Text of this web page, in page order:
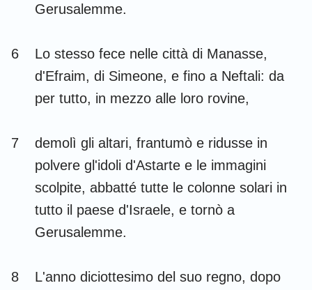
Gerusalemme.
6
Lo stesso fece nelle città di Manasse,
d'Efraim, di Simeone, e fino a Neftali: da
per tutto, in mezzo alle loro rovine,
7
demolì gli altari, frantumò e ridusse in
polvere gl'idoli d'Astarte e le immagini
scolpite, abbatté tutte le colonne solari in
tutto il paese d'Israele, e tornò a
Gerusalemme.
8
L'anno diciottesimo del suo regno, dopo